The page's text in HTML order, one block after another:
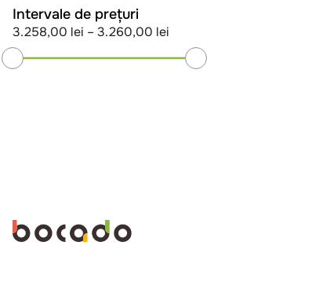
Intervale de prețuri
3.258,00 lei – 3.260,00 lei